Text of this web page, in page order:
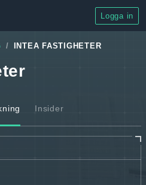
Logga in
INTEA FASTIGHETER
Insider